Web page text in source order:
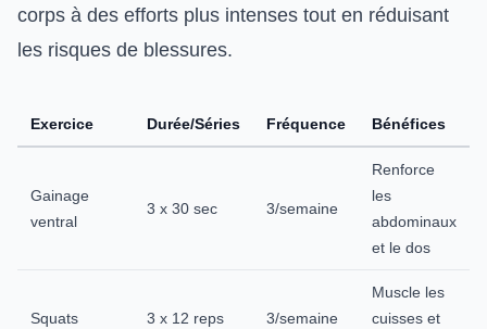
corps à des efforts plus intenses tout en réduisant
les risques de blessures.
Exercice Durée/Séries Fréquence Bénéfices
Gainage
ventral
3 x 30 sec 3/semaine
Renforce
les
abdominaux
et le dos
Squats 3 x 12 reps 3/semaine
Muscle les
cuisses et